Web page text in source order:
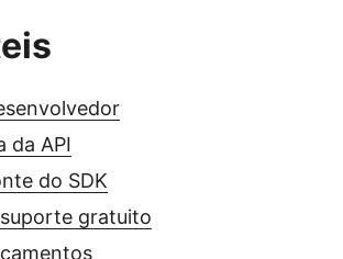
da API
do SDK
gratuito